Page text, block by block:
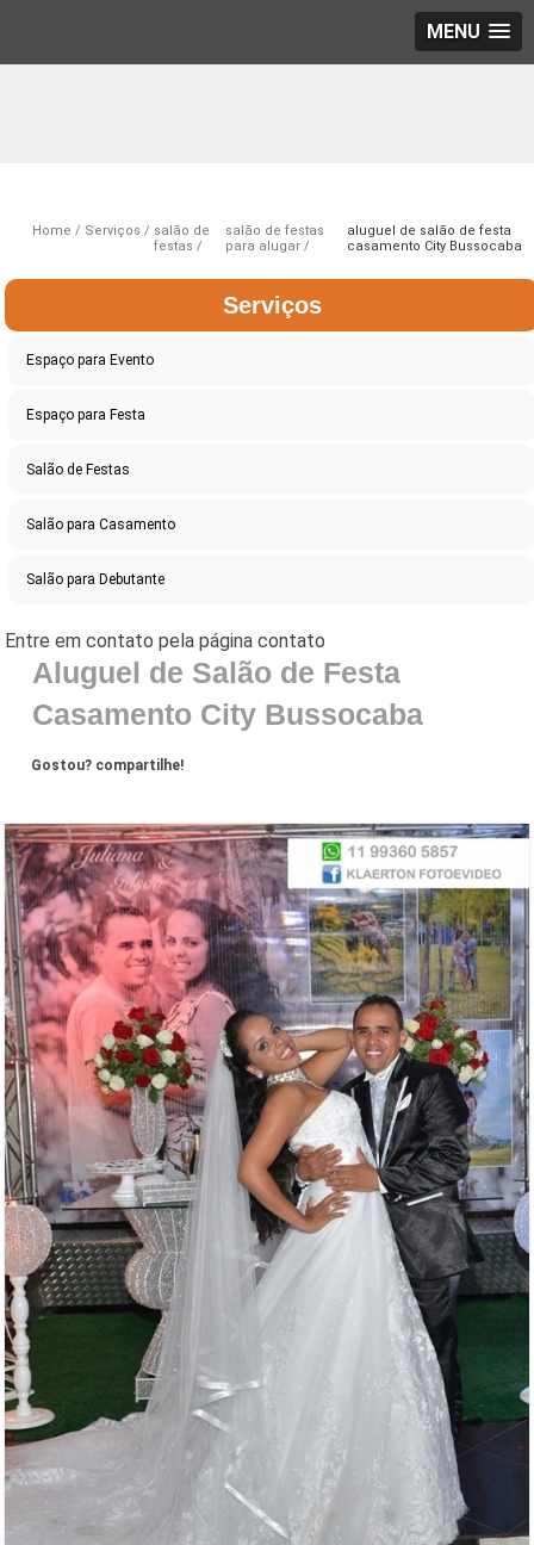
MENU
Home Serviços
salão de
festas
salão de festas
para alugar
aluguel de salão de festa
casamento City Bussocaba
Serviços
Espaço para Evento
Espaço para Festa
Salão de Festas
Salão para Casamento
Salão para Debutante
Aluguel de Salão de Festa
Casamento City Bussocaba
Gostou? compartilhe!